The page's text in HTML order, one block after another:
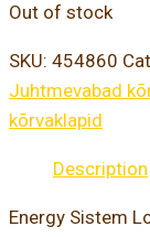
Out of stock
SKU: 454860
Juhtmevabad
kõrvaklapid
Description
Energy Sistem